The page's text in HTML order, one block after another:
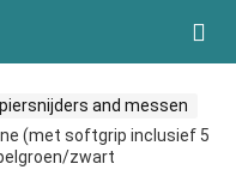
and messen
(met softgrip inclusief 5
zwart